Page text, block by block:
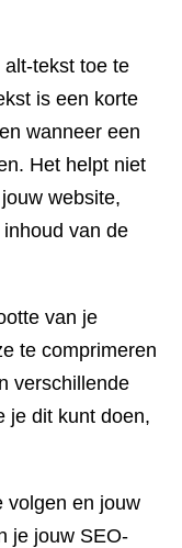
tekst toe te
is een korte
wanneer een
Het helpt niet
website,
van de
van je
te comprimeren
verschillende
je dit kunt doen,
volgen en jouw
je jouw SEO-